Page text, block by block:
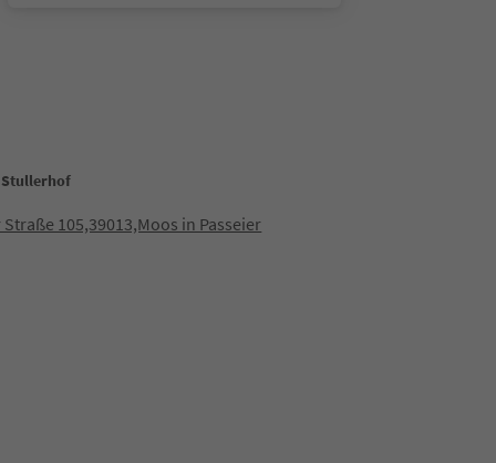
Stullerhof
105,39013,Moos in Passeier